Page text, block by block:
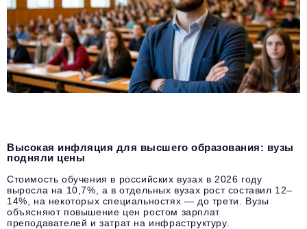
Высокая инфляция для высшего образования: вузы
подняли цены
Стоимость обучения в российских вузах в 2026 году
выросла на 10,7%, а в отдельных вузах рост составил 12–
14%, на некоторых специальностях — до трети. Вузы
объясняют повышение цен ростом зарплат
преподавателей и затрат на инфраструктуру.